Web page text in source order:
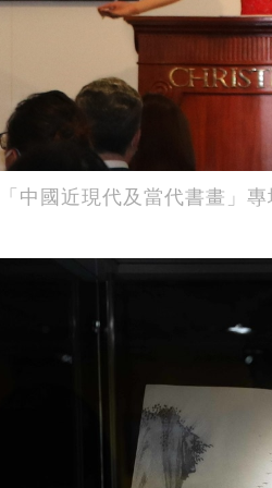
中國近現代及當代書畫」